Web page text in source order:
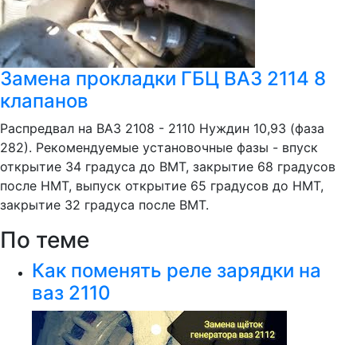
Замена прокладки ГБЦ ВАЗ 2114 8
клапанов
Распредвал на ВАЗ 2108 - 2110 Нуждин 10,93 (фаза
282). Рекомендуемые установочные фазы - впуск
открытие 34 градуса до ВМТ, закрытие 68 градусов
после НМТ, выпуск открытие 65 градусов до НМТ,
закрытие 32 градуса после ВМТ.
По теме
Как поменять реле зарядки на
ваз 2110